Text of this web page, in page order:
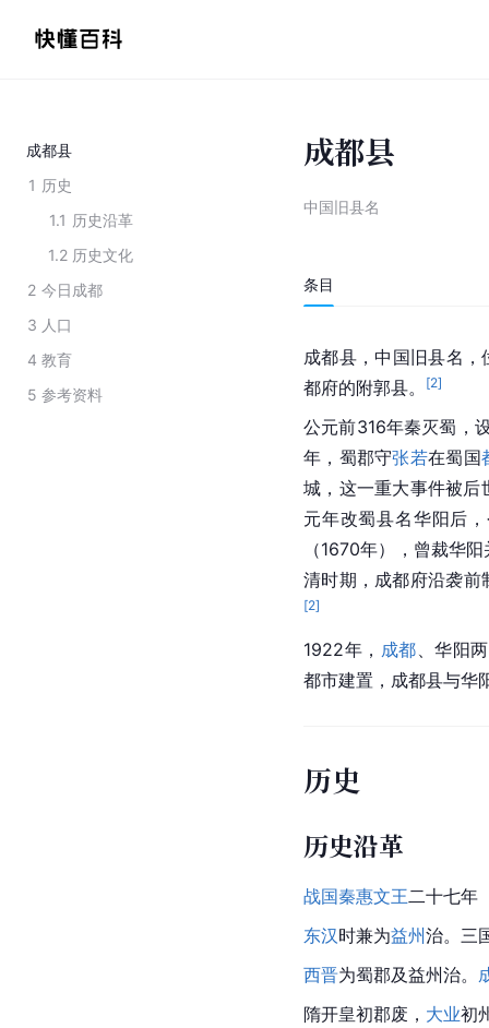
成都县
1 历史
1.1 历史沿革
1.2 历史文化
2 今日成都
3 人口
4 教育
5 参考资料
成都县
中国旧县名
条目
成都县，中国旧县名，
都府的附郭县。
[2]
公元前316年秦灭蜀，
年，蜀郡守张若在蜀国
城，这一重大事件被后
元年改蜀县名华阳后
（1670年），曾裁华
清时期，成都府沿袭前
[2]
1922年， 成都 、华阳
都市建置，成都县与华
历史
历史沿革
战国秦惠文王二十七年
东汉时兼为益州治。三
西晋为蜀郡及益州治。
隋开皇初郡废， 大业初